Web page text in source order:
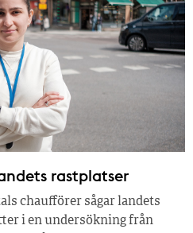
rastplatser
chaufförer sågar landets
i en undersökning från